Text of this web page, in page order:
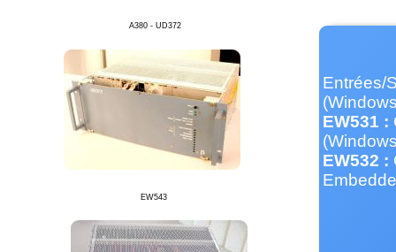
EW543
A380 - UD372
Entrées/
EW531 :
EW532 :